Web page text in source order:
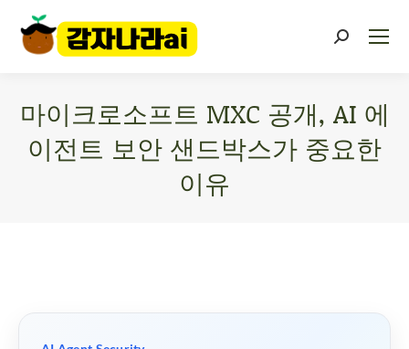
마이크로소프트 MXC 공개, AI 에
이전트 보안 샌드박스가 중요한
이유